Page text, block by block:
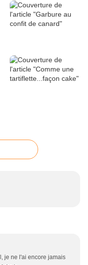
je ne l'ai encore jamais